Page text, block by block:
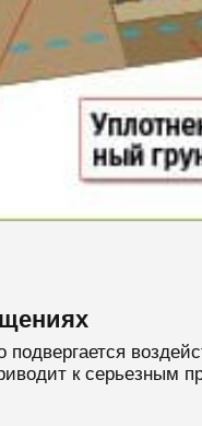
подвергается
к серьезным